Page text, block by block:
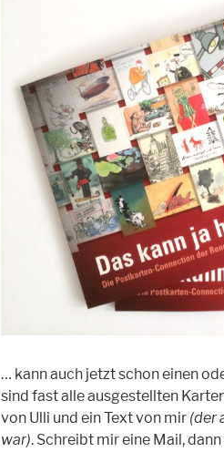
… kann auch jetzt schon einen
sind fast alle ausgestellten
von Ulli und ein Text von mir (der
war). Schreibt mir eine Mail,